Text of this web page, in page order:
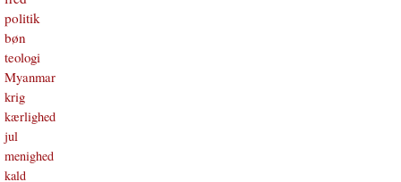
politik
bøn
teologi
Myanmar
krig
kærlighed
jul
menighed
kald